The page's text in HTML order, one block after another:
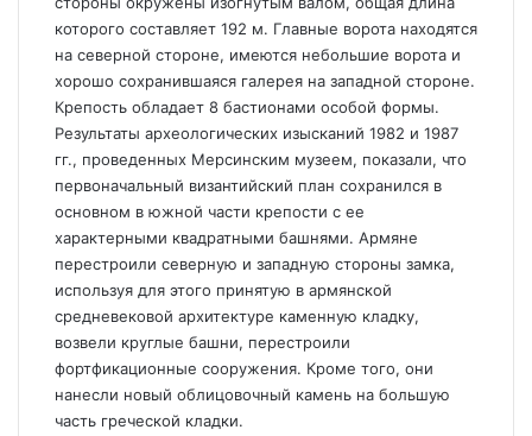
которого составляет 192 м. Главные ворота находятся
на северной стороне, имеются небольшие ворота и
хорошо сохранившаяся галерея на западной стороне.
Крепость обладает 8 бастионами особой формы.
Результаты археологических изысканий 1982 и 1987
гг., проведенных Мерсинским музеем, показали, что
первоначальный византийский план сохранился в
основном в южной части крепости с ее
характерными квадратными башнями. Армяне
перестроили северную и западную стороны замка,
используя для этого принятую в армянской
средневековой архитектуре каменную кладку,
возвели круглые башни, перестроили
фортфикационные сооружения. Кроме того, они
нанесли новый облицовочный камень на большую
часть греческой кладки.